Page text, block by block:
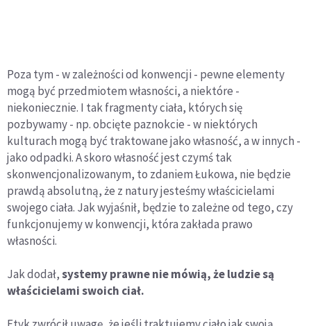
Poza tym - w zależności od konwencji - pewne elementy
mogą być przedmiotem własności, a niektóre -
niekoniecznie. I tak fragmenty ciała, których się
pozbywamy - np. obcięte paznokcie - w niektórych
kulturach mogą być traktowane jako własność, a w innych -
jako odpadki. A skoro własność jest czymś tak
skonwencjonalizowanym, to zdaniem Łukowa, nie będzie
prawdą absolutną, że z natury jesteśmy właścicielami
swojego ciała. Jak wyjaśnił, będzie to zależne od tego, czy
funkcjonujemy w konwencji, która zakłada prawo
własności.
Jak dodał,systemy prawne nie mówią, że ludzie są
właścicielami swoich ciał.